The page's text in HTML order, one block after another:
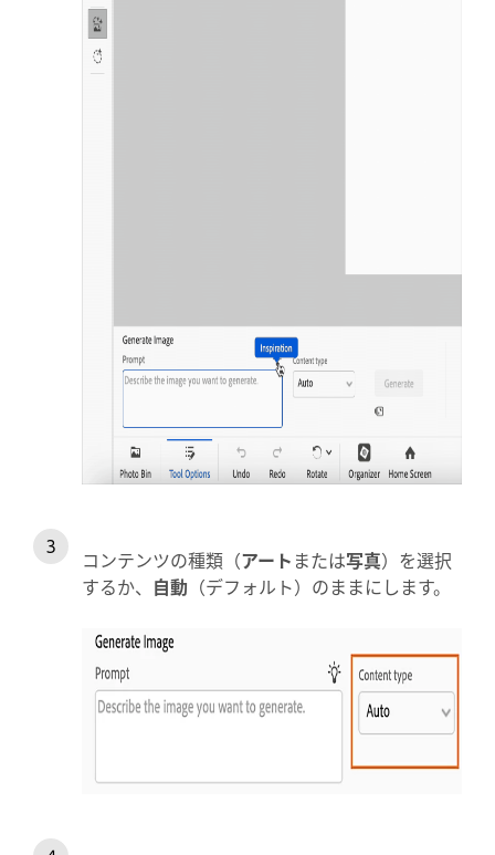
コンテンツの種類（アート または写真）を選択
するか、 自動 （デフォルト）のままにします。